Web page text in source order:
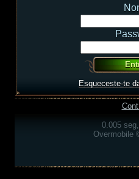
Esqueceste-te
0.005
Overmobile